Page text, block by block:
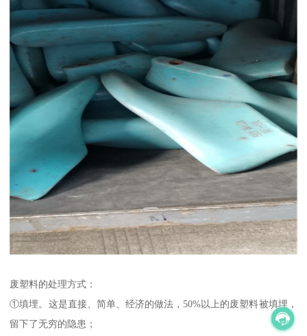
废塑料的处理方式：
①填埋。这是直接、简单、经济的做法，50%以上的废塑料被填埋，
留下了无穷的隐患；